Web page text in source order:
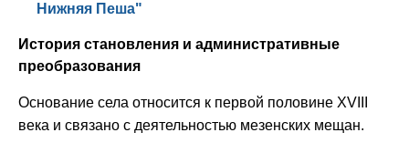
Нижняя Пеша"
История становления и административные
преобразования
Основание села относится к первой половине XVIII
века и связано с деятельностью мезенских мещан.